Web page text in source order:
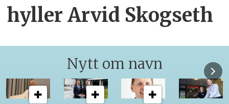
hyller Arvid Skogseth
Nytt om navn